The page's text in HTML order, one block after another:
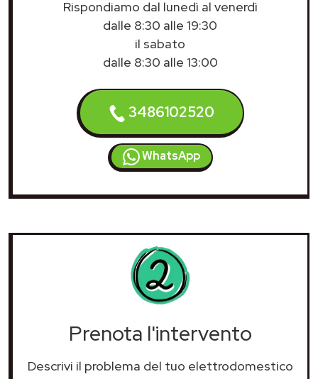
Rispondiamo dal lunedì al venerdì
dalle 8:30 alle 19:30
il sabato
dalle 8:30 alle 13:00
3486102520
WhatsApp
Prenota l'intervento
Descrivi il problema del tuo elettrodomestico